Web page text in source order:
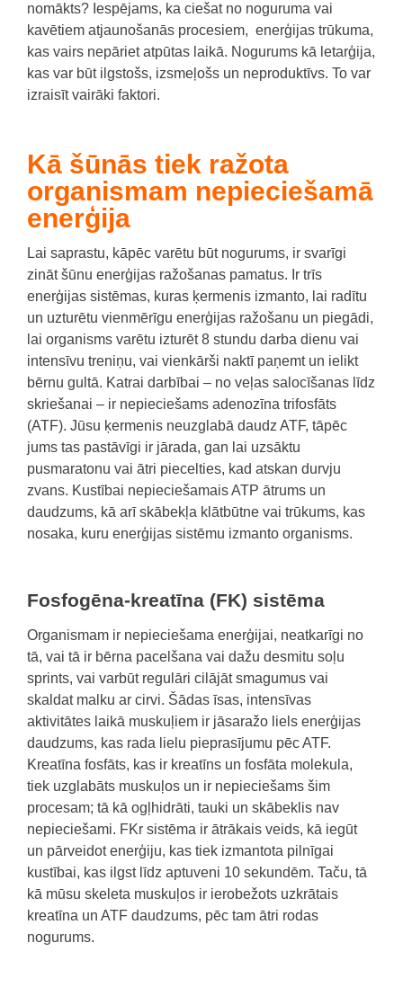
nomākts? espējams, ka ciešat no noguruma vai
kavētiem atjaunošanās procesiem, enerģijas trūkuma,
kas vairs nepāriet atpūtas laikā. Nogurums kā letarģija,
kas var būt ilgstošs, izsmeļošs un neproduktīvs. To var
izraisīt vairāki faktori.
Kā šūnās tiek ražota
organismam nepieciešamā
enerģija
Lai saprastu, kāpēc varētu būt nogurums, ir svarīgi
zināt šūnu enerģijas ražošanas pamatus. Ir trīs
enerģijas sistēmas, kuras ķermenis izmanto, lai radītu
un uzturētu vienmērīgu enerģijas ražošanu un piegādi,
lai organisms varētu izturēt 8 stundu darba dienu vai
intensīvu treniņu, vai vienkārši naktī paņemt un ielikt
bērnu gultā. Katrai darbībai – no veļas salocīšanas līdz
skriešanai – ir nepieciešams adenozīna trifosfāts
(ATF). Jūsu ķermenis neuzglabā daudz ATF, tāpēc
jums tas pastāvīgi ir jārada, gan lai uzsāktu
pusmaratonu vai ātri piecelties, kad atskan durvju
zvans. Kustībai nepieciešamais ATP ātrums un
daudzums, kā arī skābekļa klātbūtne vai trūkums, kas
nosaka, kuru enerģijas sistēmu izmanto organisms.
Fosfogēna-kreatīna (FK) sistēma
Organismam ir nepieciešama enerģijai, neatkarīgi no
tā, vai tā ir bērna pacelšana vai dažu desmitu soļu
sprints, vai varbūt regulāri cilājāt smagumus vai
skaldat malku ar cirvi. Šādas īsas, intensīvas
aktivitātes laikā muskuļiem ir jāsaražo liels enerģijas
daudzums, kas rada lielu pieprasījumu pēc ATF.
Kreatīna fosfāts, kas ir kreatīns un fosfāta molekula,
tiek uzglabāts muskuļos un ir nepieciešams šim
procesam; tā kā ogļhidrāti, tauki un skābeklis nav
nepieciešami. FKr sistēma ir ātrākais veids, kā iegūt
un pārveidot enerģiju, kas tiek izmantota pilnīgai
kustībai, kas ilgst līdz aptuveni 10 sekundēm. Taču, tā
kā mūsu skeleta muskuļos ir ierobežots uzkrātais
kreatīna un ATF daudzums, pēc tam ātri rodas
nogurums.